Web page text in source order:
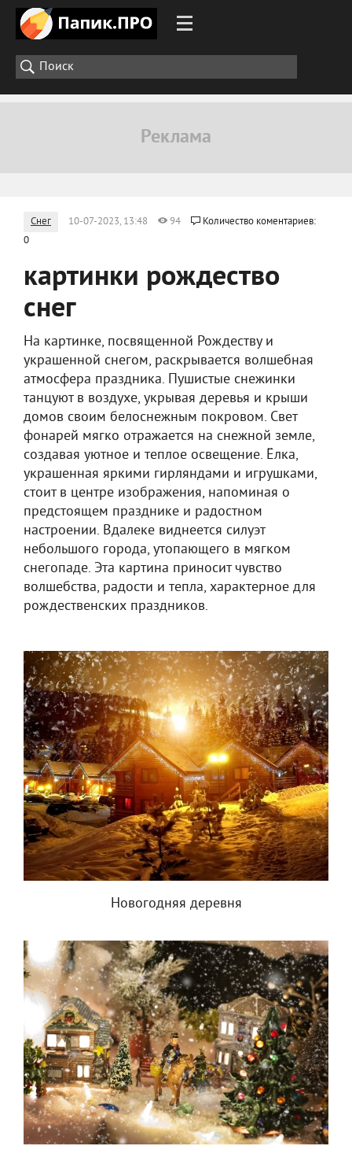
Снег 10-07-2023, 13:48 94
Количество коментариев:
0
картинки рождество
снег
На картинке, посвященной Рождеству и
украшенной снегом, раскрывается волшебная
атмосфера праздника. Пушистые снежинки
танцуют в воздухе, укрывая деревья и крыши
домов своим белоснежным покровом. Свет
фонарей мягко отражается на снежной земле,
создавая уютное и теплое освещение. Ёлка,
украшенная яркими гирляндами и игрушками,
стоит в центре изображения, напоминая о
предстоящем празднике и радостном
настроении. Вдалеке виднеется силуэт
небольшого города, утопающего в мягком
снегопаде. Эта картина приносит чувство
волшебства, радости и тепла, характерное для
рождественских праздников.
Новогодняя деревня